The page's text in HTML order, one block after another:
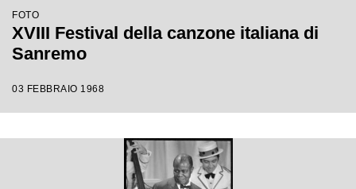
FOTO
XVIII Festival della canzone italiana di
Sanremo
03 FEBBRAIO 1968